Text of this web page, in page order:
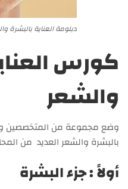
دبلومة العناية بالبشرة
كورس
والشعر
وضع مجموعة من المتخصصين
بالبشرة والشعر العديد من
أولاً : جزء البشرة